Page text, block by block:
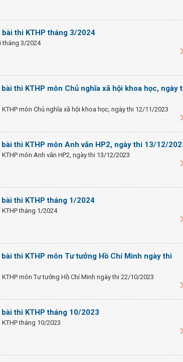
thi KTHP tháng 3/2024
tháng 3/2024
thi KTHP môn Chủ nghĩa xã hội khoa học, ngày
môn Chủ nghĩa xã hội khoa học, ngày thi 12/11/2023
thi KTHP môn Anh văn HP2, ngày thi 13/12/
môn Anh văn HP2, ngày thi 13/12/2023
thi KTHP tháng 1/2024
tháng 1/2024
thi KTHP môn Tư tưởng Hồ Chí Minh ngày thi
môn Tư tưởng Hồ Chí Minh ngày thi 22/10/2023
thi KTHP tháng 10/2023
tháng 10/2023